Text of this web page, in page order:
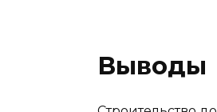
Выводы